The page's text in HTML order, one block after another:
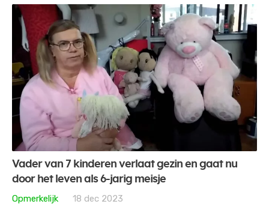
Vader van 7 kinderen verlaat gezin en gaat nu
door het leven als 6-jarig meisje
Opmerkelijk
18 dec 2023